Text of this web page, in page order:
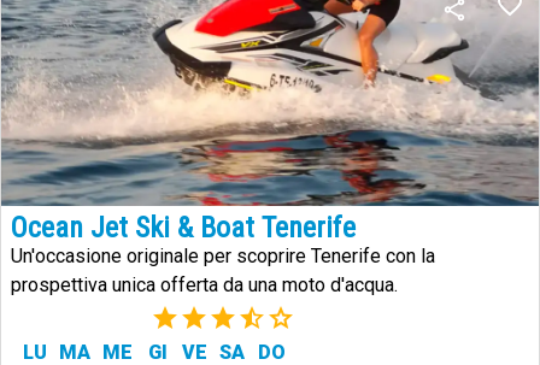
Ocean Jet Ski & Boat Tenerife
Un'occasione originale per scoprire Tenerife con la
prospettiva unica offerta da una moto d'acqua.
(2)
LU MA ME GI VE SA DO